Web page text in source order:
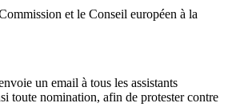
et le Conseil européen à la
un email à tous les assistants
toute nomination, afin de protester contre